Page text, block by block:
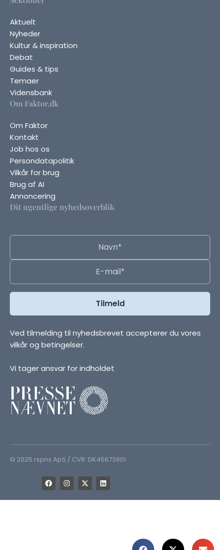
Aktuelt
Nyheder
Kultur & inspiration
Debat
Guides & tips
Temaer
Vidensbank
Om Faktor.dk
Om Faktor
Kontakt
Job hos os
Persondatapolitik
Vilkår for brug
Brug af AI
Annoncering
Dit ugentlige nyhedsoverblik
Ved tilmelding til nyhedsbrevet accepterer du vores
vilkår og betingelser.
Vi tager ansvar for indholdet
© 2025 rspns ApS / CVR: DK45673901